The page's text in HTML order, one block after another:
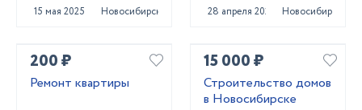
15 мая 2025 Новосибирск 28 апреля 2025 Новосибирск
200 ₽
Ремонт квартиры
15 000 ₽
Строительство домов
в Новосибирске